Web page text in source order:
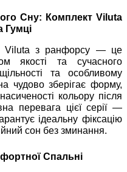
Сну: Комплект Viluta
Гумці
Viluta з ранфорсу — це
якості та сучасного
та особливому
чудово зберігає форму,
кольору після
перевага цієї серії —
ідеальну фіксацію
сон без зминання.
Спальні